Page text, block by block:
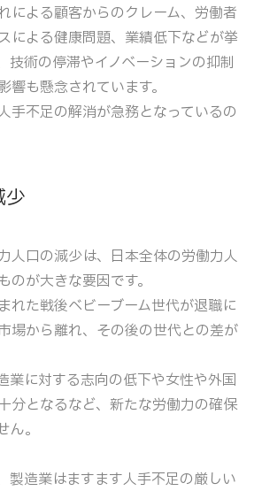
による顧客からのクレーム、労働者
による健康問題、業績低下などが挙
技術の停滞やイノベーションの抑制
響も懸念されています。
手不足の解消が急務となっているの
少
人口の減少は、日本全体の労働力人
のが大きな要因です。
れた戦後ベビーブーム世代が退職に
場から離れ、その後の世代との差が
業に対する志向の低下や女性や外国
分となるなど、新たな労働力の確保
。
製造業はますます人手不足の厳しい